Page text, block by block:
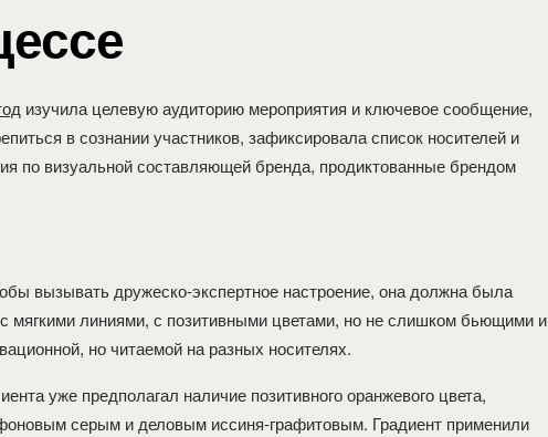
изучила целевую аудиторию мероприятия и ключевое сообщение,
в сознании участников, зафиксировала список носителей и
по визуальной составляющей бренда, продиктованные брендом
вызывать дружеско-экспертное настроение, она должна была
мягкими линиями, с позитивными цветами, но не слишком бьющими и
но читаемой на разных носителях.
уже предполагал наличие позитивного оранжевого цвета,
серым и деловым иссиня-графитовым. Градиент применили